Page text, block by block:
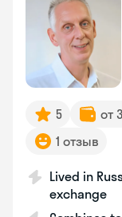
5 от
1 отзыв
Lived in
exchange